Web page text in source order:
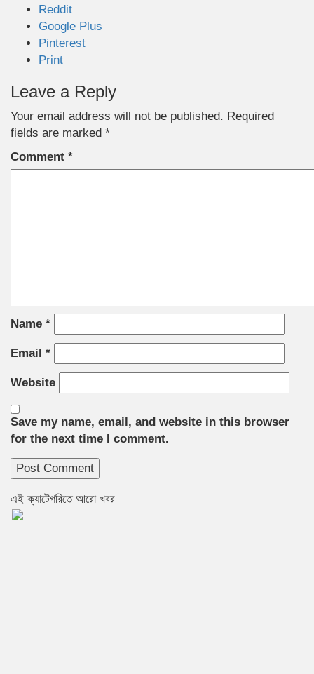
Reddit
Google Plus
Pinterest
Print
Leave a Reply
Your email address will not be published. Required
fields are marked *
Comment *
Name *
Email *
Website
Save my name, email, and website in this browser
for the next time I comment.
এই ক্যাটেগরিতে আরো খবর